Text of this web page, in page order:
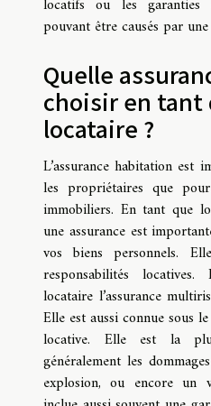
locatifs ou les garanties
pouvant être causés par
Quelle
choisir en tant
locataire ?
L’assurance habitation est
les propriétaires que
immobiliers. En tant que
une assurance est
vos biens personnels.
responsabilités
locataire l’assurance
Elle est aussi connue sous
locative. Elle est la
généralement les
explosion, ou encore un